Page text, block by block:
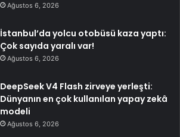
Ağustos 6, 2026
İstanbul’da yolcu otobüsü kaza yaptı:
Çok sayıda yaralı var!
Ağustos 6, 2026
DeepSeek V4 Flash zirveye yerleşti:
Dünyanın en çok kullanılan yapay zekâ
modeli
Ağustos 6, 2026